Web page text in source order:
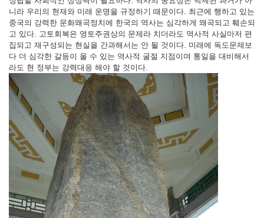
니라 우리의 현재와 미래 운명을 규정하기 때문이다. 최근에 행하고 있는
중국의 강력한 문화왜곡정치에 한국의 역사는 심각하게 왜곡되고 훼손되
고 있다. 고토회복은 영토주권상의 문제라 치더라도 역사적 사실마저 편
집되고 재구성되는 현실을 간과해서는 안 될 것이다. 미래에 독도문제보
다 더 심각한 갈등이 올 수 있는 역사적 굴절 지점이며 통일을 대비해서
라도 현 정부는 강력대응 해야 할 것이다.